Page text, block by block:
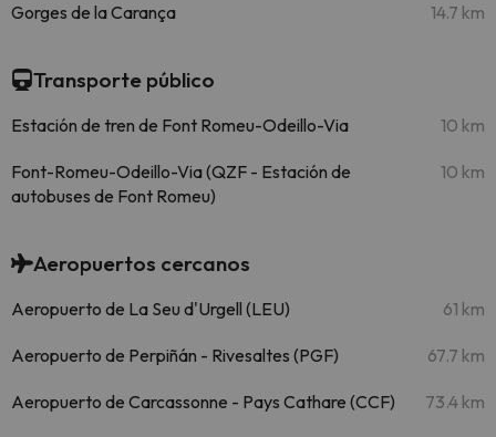
Gorges de la Carança 14.7 km
Transporte público
Estación de tren de Font Romeu-Odeillo-Via 10 km
Font-Romeu-Odeillo-Via (QZF - Estación de
autobuses de Font Romeu)
10 km
Aeropuertos cercanos
Aeropuerto de La Seu d'Urgell (LEU) 61 km
Aeropuerto de Perpiñán - Rivesaltes (PGF) 67.7 km
Aeropuerto de Carcassonne - Pays Cathare (CCF) 73.4 km